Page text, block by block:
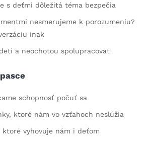
s deťmi dôležitá téma bezpečia
nesmerujeme k porozumeniu?
inak
a neochotou spolupracovať
schopnosť počuť sa
ktoré nám vo vzťahoch neslúžia
ktoré vyhovuje nám i deťom